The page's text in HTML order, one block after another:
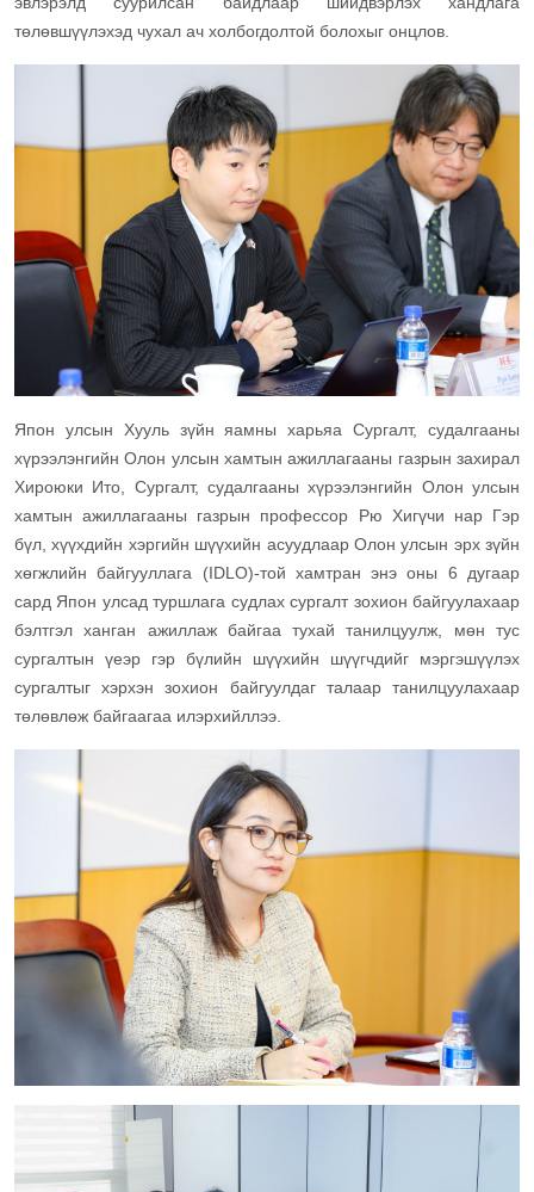
төлөвшүүлэхэд чухал ач холбогдолтой болохыг онцлов.
Япон улсын Хууль зүйн яамны харьяа Сургалт, судалгааны
хүрээлэнгийн Олон улсын хамтын ажиллагааны газрын захирал
Хироюки Ито, Сургалт, судалгааны хүрээлэнгийн Олон улсын
хамтын ажиллагааны газрын профессор Рю Хигүчи нар Гэр
бүл, хүүхдийн хэргийн шүүхийн асуудлаар Олон улсын эрх зүйн
хөгжлийн байгууллага (IDLO)-той хамтран энэ оны 6 дугаар
сард Япон улсад туршлага судлах сургалт зохион байгуулахаар
бэлтгэл ханган ажиллаж байгаа тухай танилцуулж, мөн тус
сургалтын үеэр гэр бүлийн шүүхийн шүүгчдийг мэргэшүүлэх
сургалтыг хэрхэн зохион байгуулдаг талаар танилцуулахаар
төлөвлөж байгаагаа илэрхийллээ.